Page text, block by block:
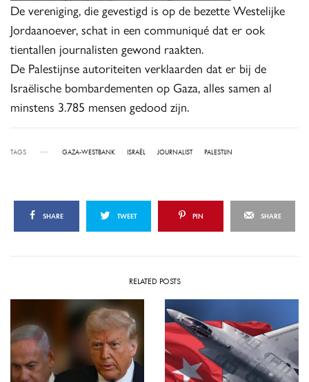
De vereniging, die gevestigd is op de bezette Westelijke
Jordaanoever, schat in een communiqué dat er ook
tientallen journalisten gewond raakten.
De Palestijnse autoriteiten verklaarden dat er bij de
Israëlische bombardementen op Gaza, alles samen al
minstens 3.785 mensen gedood zijn.
TAGS GAZA-WESTBANK ISRAËL JOURNALIST PALESTIJN
SHARE TWEET PIN SHARE
RELATED POSTS